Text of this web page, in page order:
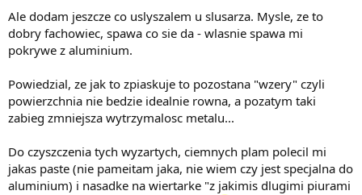
Ale dodam jeszcze co uslyszalem u slusarza. Mysle, ze to
dobry fachowiec, spawa co sie da - wlasnie spawa mi
pokrywe z aluminium.
Powiedzial, ze jak to zpiaskuje to pozostana "wzery" czyli
powierzchnia nie bedzie idealnie rowna, a pozatym taki
zabieg zmniejsza wytrzymalosc metalu...
Do czyszczenia tych wyzartych, ciemnych plam polecil mi
jakas paste (nie pameitam jaka, nie wiem czy jest specjalna do
aluminium) i nasadke na wiertarke "z jakimis dlugimi piurami